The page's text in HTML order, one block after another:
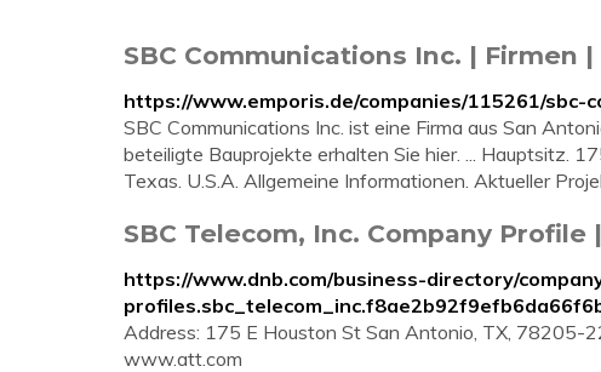
SBC Communications Inc. | Firmen |
https://www.emporis.de/companies/115261/
SBC Communications Inc. ist eine Firma aus San
beteiligte Bauprojekte erhalten Sie hier. ... Hauptsitz.
Texas. U.S.A. Allgemeine Informationen. Aktueller
SBC Telecom, Inc. Company Profile
https://www.dnb.com/business-directory/
Address: 175 E Houston St San Antonio, TX, 78205-
www.att.com